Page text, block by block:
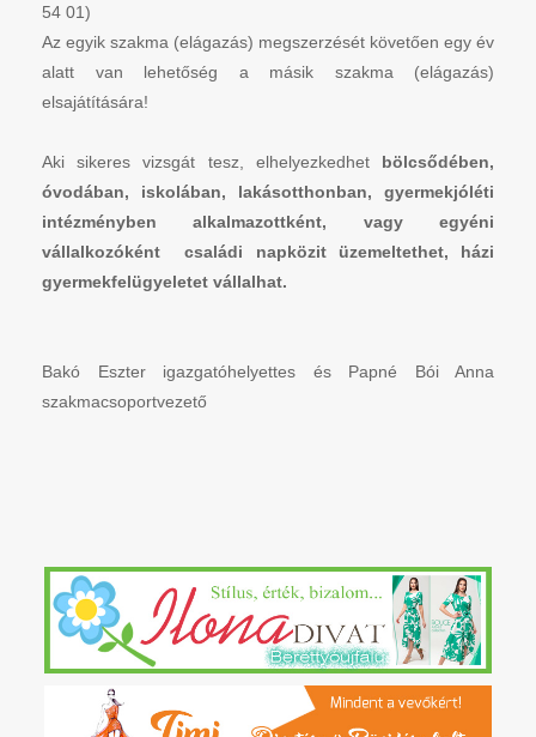
54 01)
Az egyik szakma (elágazás) megszerzését követően egy év
alatt van lehetőség a másik szakma (elágazás)
elsajátítására!
Aki sikeres vizsgát tesz, elhelyezkedhet bölcsődében,
óvodában, iskolában, lakásotthonban, gyermekjóléti
intézményben alkalmazottként, vagy egyéni
vállalkozóként családi napközit üzemeltethet, házi
gyermekfelügyeletet vállalhat.
Bakó Eszter igazgatóhelyettes és Papné Bói Anna
szakmacsoportvezető